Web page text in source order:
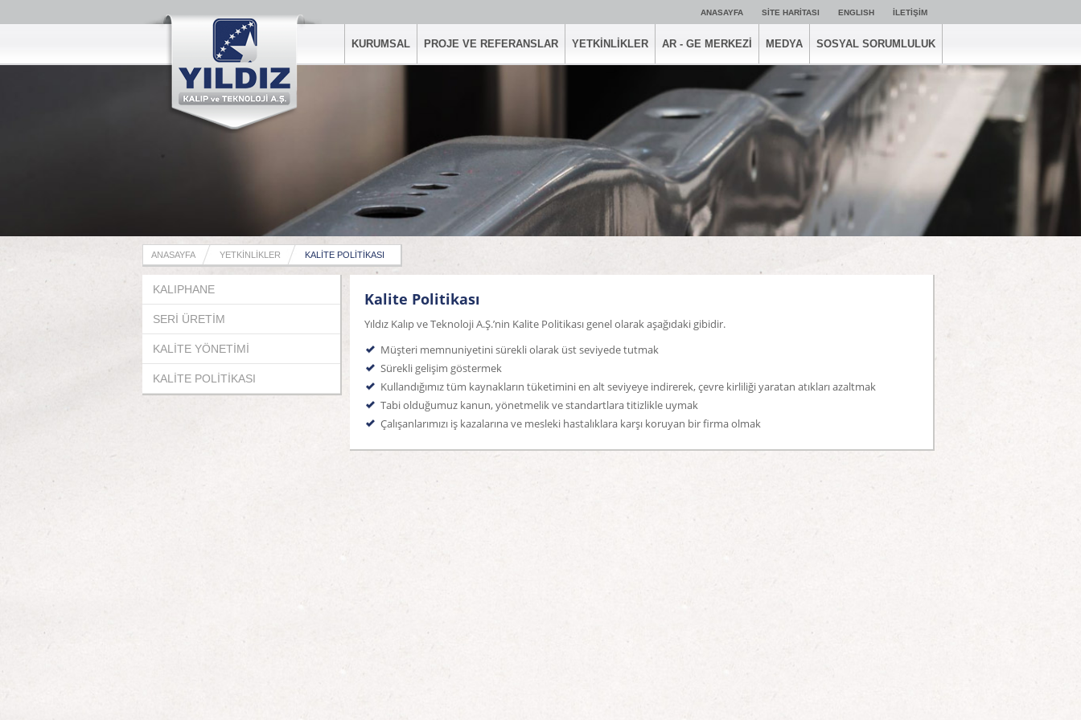
ANASAYFA SİTE HARİTASI ENGLISH İLETİŞİM
KURUMSAL PROJE VE REFERANSLAR YETKİNLİKLER AR - GE MERKEZİ MEDYA SOSYAL SORUMLULUK
ANASAYFA YETKİNLİKLER KALİTE POLİTİKASI
KALIPHANE
SERİ ÜRETİM
KALİTE YÖNETİMİ
KALİTE POLİTİKASI
Kalite Politikası
Yıldız Kalıp ve Teknoloji A.Ş.’nin Kalite Politikası genel olarak aşağıdaki gibidir.
Müşteri memnuniyetini sürekli olarak üst seviyede tutmak
Sürekli gelişim göstermek
Kullandığımız tüm kaynakların tüketimini en alt seviyeye indirerek, çevre kirliliği yaratan atıkları azaltmak
Tabi olduğumuz kanun, yönetmelik ve standartlara titizlikle uymak
Çalışanlarımızı iş kazalarına ve mesleki hastalıklara karşı koruyan bir firma olmak